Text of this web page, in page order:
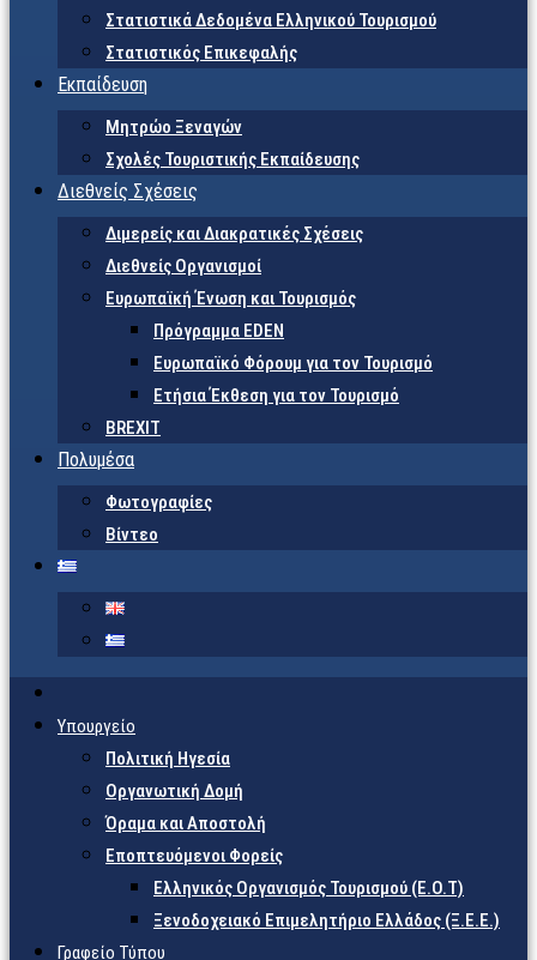
Στατιστικά Δεδομένα Ελληνικού Τουρισμού
Στατιστικός Επικεφαλής
Εκπαίδευση
Μητρώο Ξεναγών
Σχολές Τουριστικής Εκπαίδευσης
Διεθνείς Σχέσεις
Διμερείς και Διακρατικές Σχέσεις
Διεθνείς Οργανισμοί
Ευρωπαϊκή Ένωση και Τουρισμός
Πρόγραμμα EDEN
Ευρωπαϊκό Φόρουμ για τον Τουρισμό
Ετήσια Έκθεση για τον Τουρισμό
BREXIT
Πολυμέσα
Φωτογραφίες
Βίντεο
Υπουργείο
Πολιτική Ηγεσία
Οργανωτική Δομή
Όραμα και Αποστολή
Εποπτευόμενοι Φορείς
Eλληνικός Οργανισμός Τουρισμού (Ε.Ο.Τ)
Ξενοδοχειακό Επιμελητήριο Ελλάδος (Ξ.Ε.Ε.)
Γραφείο Τύπου